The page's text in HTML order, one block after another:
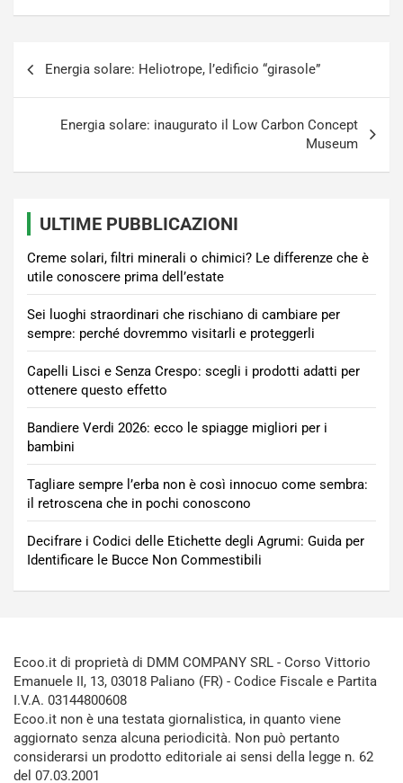
articoli
Energia solare: Heliotrope, l’edificio “girasole”
Energia solare: inaugurato il Low Carbon Concept
Museum
ULTIME PUBBLICAZIONI
Creme solari, filtri minerali o chimici? Le differenze che è
utile conoscere prima dell’estate
Sei luoghi straordinari che rischiano di cambiare per
sempre: perché dovremmo visitarli e proteggerli
Capelli Lisci e Senza Crespo: scegli i prodotti adatti per
ottenere questo effetto
Bandiere Verdi 2026: ecco le spiagge migliori per i
bambini
Tagliare sempre l’erba non è così innocuo come sembra:
il retroscena che in pochi conoscono
Decifrare i Codici delle Etichette degli Agrumi: Guida per
Identificare le Bucce Non Commestibili
Ecoo.it di proprietà di DMM COMPANY SRL - Corso Vittorio
Emanuele II, 13, 03018 Paliano (FR) - Codice Fiscale e Partita
I.V.A. 03144800608
Ecoo.it non è una testata giornalistica, in quanto viene
aggiornato senza alcuna periodicità. Non può pertanto
considerarsi un prodotto editoriale ai sensi della legge n. 62
del 07.03.2001